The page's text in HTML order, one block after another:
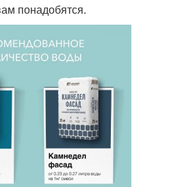
понадобятся.